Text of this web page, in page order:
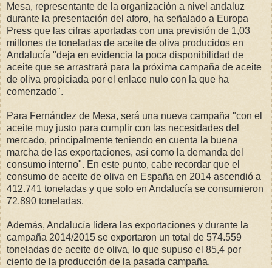
Mesa, representante de la organización a nivel andaluz
durante la presentación del aforo, ha señalado a Europa
Press que las cifras aportadas con una previsión de 1,03
millones de toneladas de aceite de oliva producidos en
Andalucía "deja en evidencia la poca disponibilidad de
aceite que se arrastrará para la próxima campaña de aceite
de oliva propiciada por el enlace nulo con la que ha
comenzado".
Para Fernández de Mesa, será una nueva campaña "con el
aceite muy justo para cumplir con las necesidades del
mercado, principalmente teniendo en cuenta la buena
marcha de las exportaciones, así como la demanda del
consumo interno". En este punto, cabe recordar que el
consumo de aceite de oliva en España en 2014 ascendió a
412.741 toneladas y que solo en Andalucía se consumieron
72.890 toneladas.
Además, Andalucía lidera las exportaciones y durante la
campaña 2014/2015 se exportaron un total de 574.559
toneladas de aceite de oliva, lo que supuso el 85,4 por
ciento de la producción de la pasada campaña.